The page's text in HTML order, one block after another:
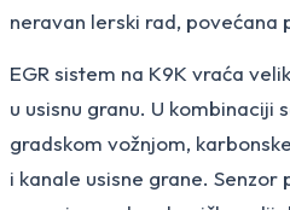
neravan lerski rad, povećana
EGR sistem na K9K vraća
u usisnu granu. U kombinaciji
gradskom vožnjom,
i kanale usisne grane. Senzor